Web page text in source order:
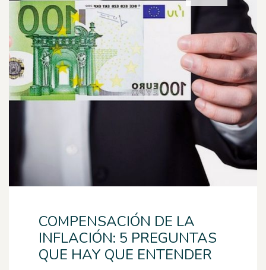
COMPENSACIÓN DE LA
INFLACIÓN: 5 PREGUNTAS
QUE HAY QUE ENTENDER